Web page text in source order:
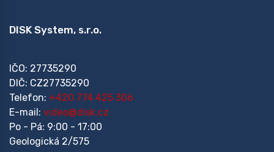
DISK System, s.r.o.
IČO: 27735290
DIČ: CZ27735290
Telefon: +420 774 425 306
E-mail: video@disk.cz
Po - Pá: 9:00 - 17:00
Geologická 2/575